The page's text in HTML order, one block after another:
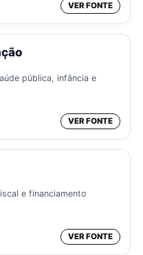
VER FONTE
pública, infância e
VER FONTE
e financiamento
VER FONTE